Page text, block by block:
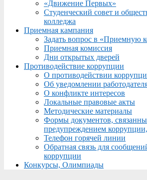
«Движение Первых»
Студенческий совет и
колледжа
Приемная кампания
Задать вопрос в «Приемную
Приемная комиссия
Дни открытых дверей
Противодействие коррупции
О противодействии
Об уведомлении
О конфликте интересов
Локальные правовые акты
Методические материалы
Формы документов,
предупреждением
Телефон горячей линии
Обратная связь для
коррупции
Конкурсы, Олимпиады